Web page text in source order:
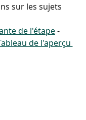
sur les sujets
de l'étape -
de l'aperçu